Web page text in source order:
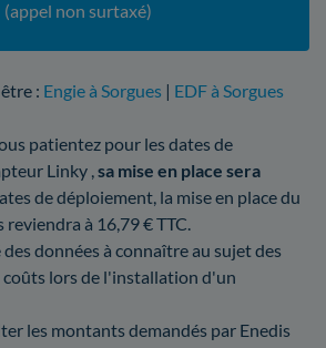
(appel non surtaxé)
: Engie à Sorgues | EDF à Sorgues
patientez pour les dates de
Linky ,sa mise en place sera
de déploiement, la mise en place du
à 16,79 € TTC.
données à connaître au sujet des
lors de l'installation d'un
les montants demandés par Enedis